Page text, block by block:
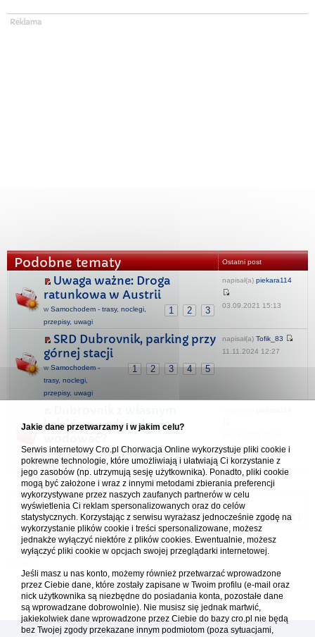
Podobne tematy Ostatni post
Uwaga ważne: Droga
ratunkowa w Austrii
1 2 3
w Samochodem - trasy, noclegi,
przepisy, uwagi
napisał(a) piekara114
03.09.2021 15:13
SRD Dubrovnik, parking przy
górnej stacji
1 2 3 4 5
w Samochodem -
trasy, noclegi,
przepisy, uwagi
napisał(a) Tofik_83
11.11.2024 12:27
kajakiem - gdzie da się
wPlaże & Adriatyk - żeglowanie, nurkowanie,
wędkowanie...
Forum Chorwacja Online - Cro.pl
Usuń ciasteczka• Strefa czasowa: UTC + 1 (Polska - czas zimowy) [ DST
Jakie dane przetwarzamy i w jakim celu?
Serwis internetowy Cro.pl Chorwacja Online wykorzystuje pliki cookie i
pokrewne technologie, które umożliwiają i ułatwiają Ci korzystanie z
jego zasobów (np. utrzymują sesję użytkownika). Ponadto, pliki cookie
mogą być założone i wraz z innymi metodami zbierania preferencji
wykorzystywane przez naszych zaufanych partnerów w celu
wyświetlenia Ci reklam spersonalizowanych oraz do celów
statystycznych. Korzystając z serwisu wyrażasz jednocześnie zgodę na
wykorzystanie plików cookie i treści spersonalizowane, możesz
jednakże wyłączyć niektóre z plików cookies. Ewentualnie, możesz
wyłączyć pliki cookie w opcjach swojej przeglądarki internetowej.
Jeśli masz u nas konto, możemy również przetwarzać wprowadzone
przez Ciebie dane, które zostały zapisane w Twoim profilu (e-mail oraz
nick użytkownika są niezbędne do posiadania konta, pozostałe dane
są wprowadzane dobrowolnie). Nie musisz się jednak martwić,
jakiekolwiek dane wprowadzone przez Ciebie do bazy cro.pl nie będą
bez Twojej zgody przekazane innym podmiotom (poza sytuacjami,